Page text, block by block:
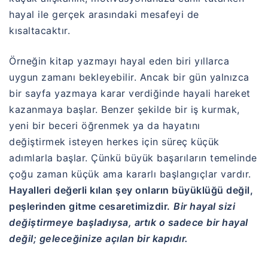
hayal ile gerçek arasındaki mesafeyi de
kısaltacaktır.
Örneğin kitap yazmayı hayal eden biri yıllarca
uygun zamanı bekleyebilir. Ancak bir gün yalnızca
bir sayfa yazmaya karar verdiğinde hayali hareket
kazanmaya başlar. Benzer şekilde bir iş kurmak,
yeni bir beceri öğrenmek ya da hayatını
değiştirmek isteyen herkes için süreç küçük
adımlarla başlar. Çünkü büyük başarıların temelinde
çoğu zaman küçük ama kararlı başlangıçlar vardır.
Hayalleri değerli kılan şey onların büyüklüğü değil,
peşlerinden gitme cesaretimizdir. Bir hayal sizi
değiştirmeye başladıysa, artık o sadece bir hayal
değil; geleceğinize açılan bir kapıdır.